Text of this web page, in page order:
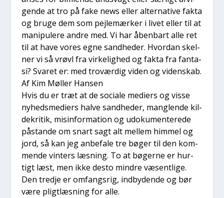
gen­de at tro på fake news eller alter­na­ti­ve fak­ta
og bru­ge dem som pej­le­mær­ker i livet eller til at
mani­p­u­le­re andre med. Vi har åben­bart alle ret
til at have vores egne sand­he­der. Hvor­dan skel­
ner vi så vrøvl fra vir­ke­lig­hed og fak­ta fra fan­ta­
si? Sva­ret er: med tro­vær­dig viden og viden­skab.
Af Kim Møl­ler Han­sen
Hvis du er træt at de soci­a­le medi­ers og vis­se
nyheds­me­di­ers hal­ve sand­he­der, mang­len­de kil­
de­kri­tik, mis­in­for­ma­tion og udo­ku­men­te­re­de
påstan­de om snart sagt alt mel­lem him­mel og
jord, så kan jeg anbe­fa­le tre bøger til den kom­
men­de vin­ters læs­ning. To at bøger­ne er hur­
tigt læst, men ikke desto min­dre væsent­li­ge.
Den tred­je er omfangs­rig, ind­by­den­de og bør
være pligt­læs­ning for alle.